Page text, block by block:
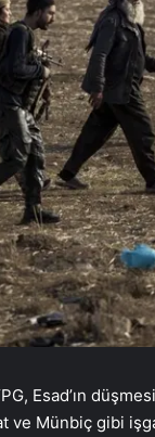
Esad’ın
ve Münbiç gibi